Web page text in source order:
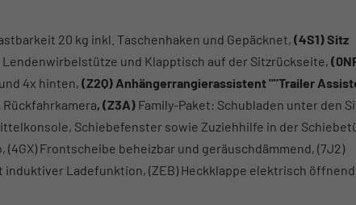
20 kg inkl. Taschenhaken und Gepäcknet, (4S1) Sitz
und Klapptisch auf der Sitzrückseite,
4x hinten, (Z2Q) Anhängerrangierassistent ""Trailer
Rückfahrkamera, (Z3A) Family-Paket: Schubladen unter den
Schiebefenster sowie Zuziehhilfe in der
Frontscheibe beheizbar und geräuschdämmend, (7J2)
Ladefunktion, (ZEB) Heckklappe elektrisch